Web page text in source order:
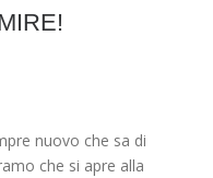
nuovo che sa di
che si apre alla